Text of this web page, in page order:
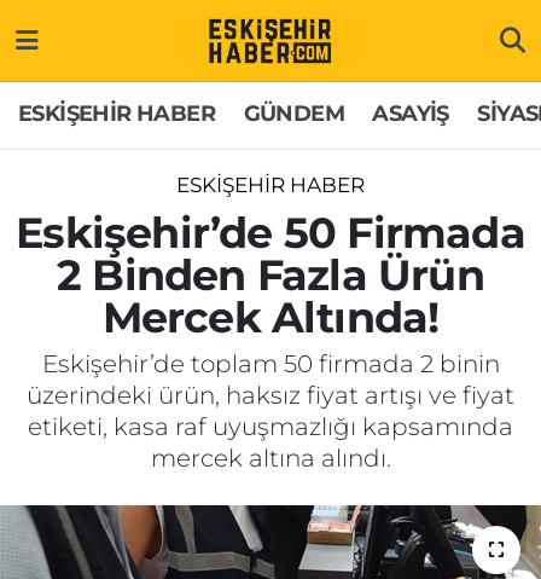
ESKİŞEHİR HABER GÜNDEM ASAYİŞ
ESKİŞEHİR HABER
Eskişehir’de 50 Firmada
2 Binden Fazla Ürün
Mercek Altında!
Eskişehir’de toplam 50 firmada 2 binin
üzerindeki ürün, haksız fiyat artışı ve fiyat
etiketi, kasa raf uyuşmazlığı kapsamında
mercek altına alındı.
GÜNDEM
ASAYİŞ
SİYASET
EKONOMİ
SAĞLIK
SPOR
Hakkımızda
İletişim
Künye
Odunpazarı Trafik Yoğunluk Haritası
Süper Lig Puan Durumu ve Fikstür
Tüm Manşetler
Son Dakika Haberleri
Haber Arşivi